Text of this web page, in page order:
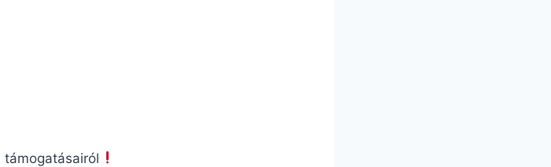
támogatásairól